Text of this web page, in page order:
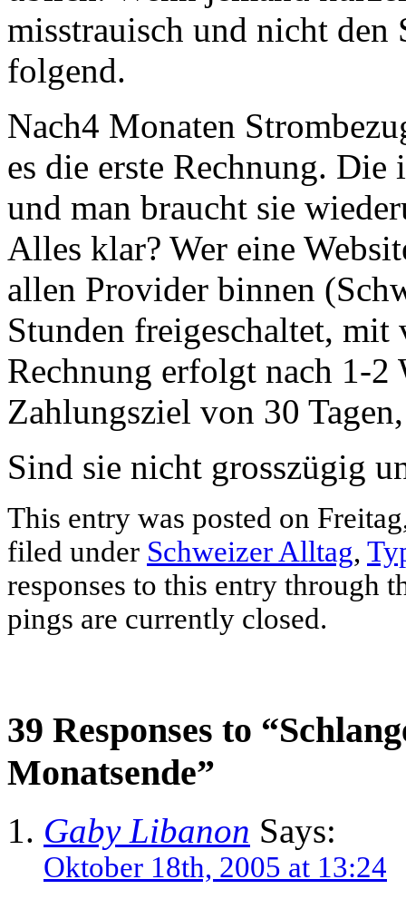
misstrauisch und nicht
folgend.
Nach4 Monaten
es die erste Rechnung.
und man braucht sie
Alles klar? Wer eine
allen Provider binnen
Stunden freigeschaltet,
Rechnung erfolgt nach 1-2
Zahlungsziel von 30
Sind sie nicht grosszügig
This entry was posted on
filed under Schweizer Alltag,
responses to this entry through
pings are currently closed.
39 Responses to
Monatsende”
Gaby Libanon Says:
Oktober 18th, 2005 at 13:24